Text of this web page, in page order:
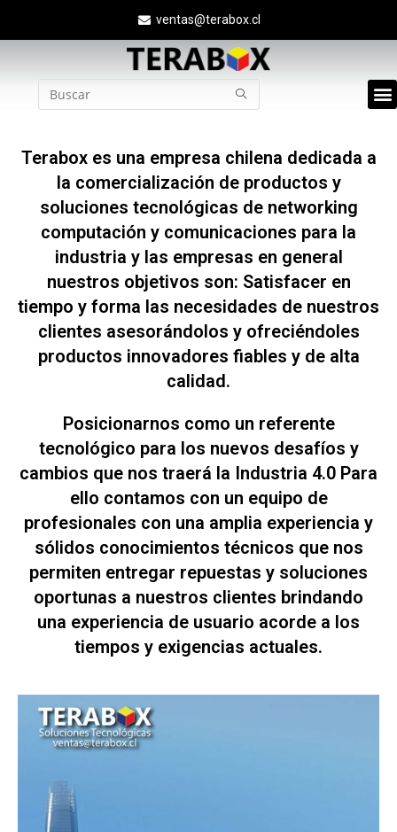
ventas@terabox.cl
Terabox es una empresa chilena dedicada a
la comercialización de productos y
soluciones tecnológicas de networking
computación y comunicaciones para la
industria y las empresas en general
nuestros objetivos son: Satisfacer en
tiempo y forma las necesidades de nuestros
clientes asesorándolos y ofreciéndoles
productos innovadores fiables y de alta
calidad.
Posicionarnos como un referente
tecnológico para los nuevos desafíos y
cambios que nos traerá la Industria 4.0 Para
ello contamos con un equipo de
profesionales con una amplia experiencia y
sólidos conocimientos técnicos que nos
permiten entregar repuestas y soluciones
oportunas a nuestros clientes brindando
una experiencia de usuario acorde a los
tiempos y exigencias actuales.